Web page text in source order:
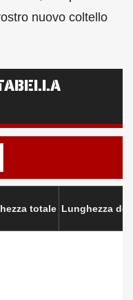
nuovo coltello
totale Lunghezza